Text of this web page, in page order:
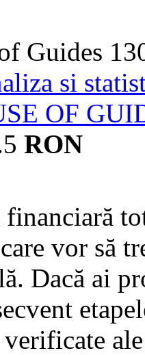
Guides
si
OF
RON
vor să
Dacă ai